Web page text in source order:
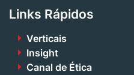
Links Rápidos
Verticais
Insight
Canal de Ética